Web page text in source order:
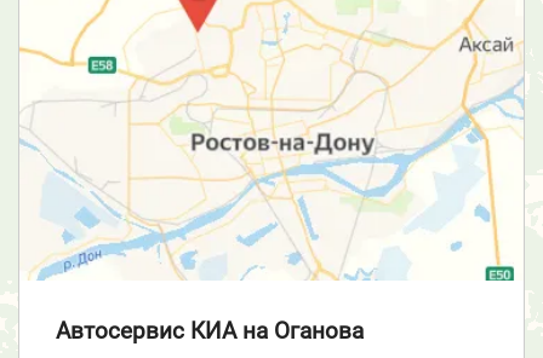
Автосервис КИА на Оганова